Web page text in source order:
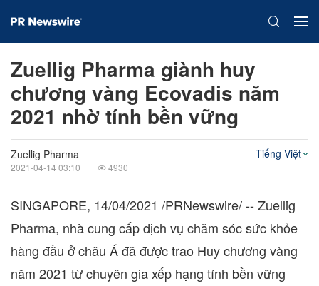
Zuellig Pharma giành huy
chương vàng Ecovadis năm
2021 nhờ tính bền vững
Zuellig Pharma
2021-04-14 03:10 4930
Tiếng Việt
SINGAPORE, 14/04/2021 /PRNewswire/ -- Zuellig
Pharma, nhà cung cấp dịch vụ chăm sóc sức khỏe
hàng đầu ở châu Á đã được trao Huy chương vàng
năm 2021 từ chuyên gia xếp hạng tính bền vững